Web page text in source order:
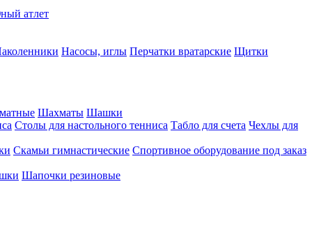
атлет
Насосы, иглы Перчатки вратарские Щитки
Шахматы Шашки
Столы для настольного тенниса Табло для счета Чехлы для
Скамьи гимнастические Спортивное оборудование под заказ
Шапочки резиновые